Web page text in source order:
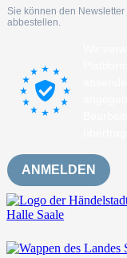
Sie können den
abbestellen.
ANMELDEN